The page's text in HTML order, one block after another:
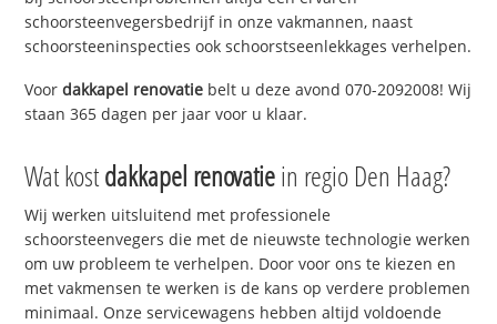
schoorsteenvegersbedrijf in onze vakmannen, naast
schoorsteeninspecties ook schoorstseenlekkages verhelpen.
Voordakkapel renovatie belt u deze avond 070-2092008! Wij
staan 365 dagen per jaar voor u klaar.
Wat kostdakkapel renovatiein regio Den Haag?
Wij werken uitsluitend met professionele
schoorsteenvegers die met de nieuwste technologie werken
om uw probleem te verhelpen. Door voor ons te kiezen en
met vakmensen te werken is de kans op verdere problemen
minimaal. Onze servicewagens hebben altijd voldoende